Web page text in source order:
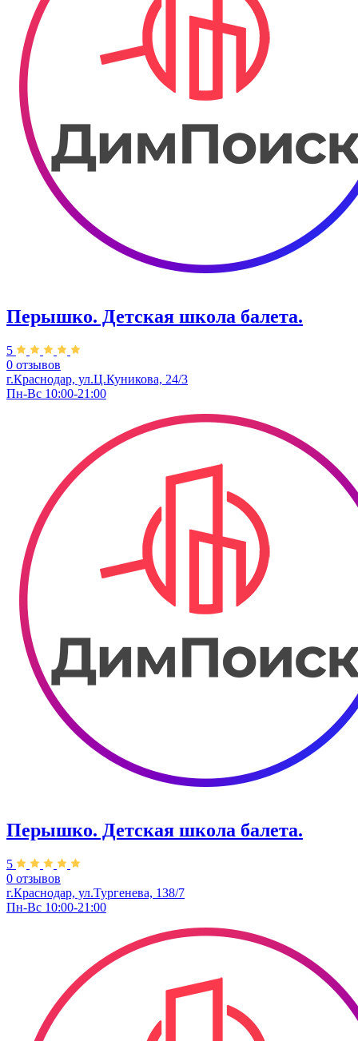
Перышко. Детская школа балета.
5
0 отзывов
г.Краснодар, ул.Ц.Куникова, 24/3
Пн-Вс 10:00-21:00
Перышко. Детская школа балета.
5
0 отзывов
г.Краснодар, ул.Тургенева, 138/7
Пн-Вс 10:00-21:00